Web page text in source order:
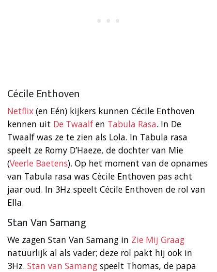
Cécile Enthoven
Netflix (en Eén) kijkers kunnen Cécile Enthoven
kennen uit De Twaalfen Tabula Rasa. In De
Twaalf was ze te zien als Lola. In Tabula rasa
speelt ze Romy D’Haeze, de dochter van Mie
(Veerle Baetens). Op het moment van de opnames
van Tabula rasa was Cécile Enthoven pas acht
jaar oud. In 3Hz speelt Cécile Enthoven de rol van
Ella.
Stan Van Samang
We zagen Stan Van Samang in Zie Mij Graag
natuurlijk al als vader; deze rol pakt hij ook in
3Hz. Stan van Samang speelt Thomas, de papa